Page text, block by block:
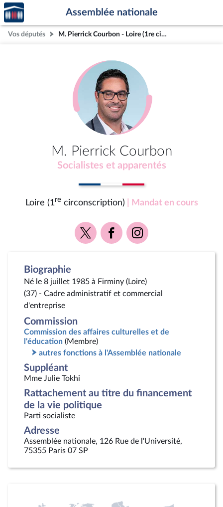
Aller au contenu
Aller en bas de la page
Accèder
à la
page
d'accueil
Assemblée nationale
Vos députés M. Pierrick Courbon - Loire (1re circonscription)
M. Pierrick Courbon
Socialistes et apparentés
Loire (1recirconscription) | Mandat en cours
Voir
la
Voir
la
Voir
la
Biographie
Né le 8 juillet 1985 à Firminy (Loire)
(37) - Cadre administratif et commercial
d'entreprise
Commission
Commission des affaires culturelles et de
l'éducation (Membre)
autres fonctions à l'Assemblée nationale
Suppléant
Mme Julie Tokhi
Rattachement au titre du financement
de la vie politique
Parti socialiste
Adresse
Assemblée nationale, 126 Rue de l'Université,
75355 Paris 07 SP